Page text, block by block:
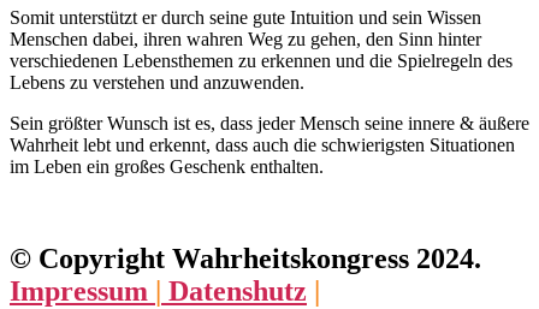
Somit unterstützt er durch seine gute Intuition und sein Wissen
Menschen dabei, ihren wahren Weg zu gehen, den Sinn hinter
verschiedenen Lebensthemen zu erkennen und die Spielregeln des
Lebens zu verstehen und anzuwenden.
Sein größter Wunsch ist es, dass jeder Mensch seine innere & äußere
Wahrheit lebt und erkennt, dass auch die schwierigsten Situationen
im Leben ein großes Geschenk enthalten.
© Copyright Wahrheitskongress 2024.
Impressum | Datenshutz |